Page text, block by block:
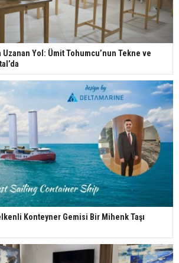
Yol: Ümit Tohumcu’nun Tekne ve
Konteyner Gemisi Bir Mihenk Taşı